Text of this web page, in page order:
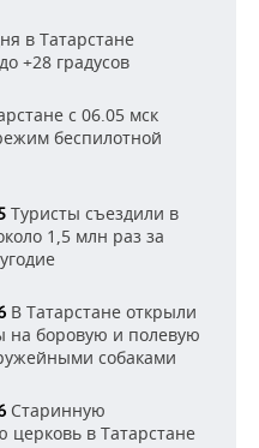
в Татарстане
+28 градусов
с 06.05 мск
беспилотной
Туристы съездили в
1,5 млн раз за
В Татарстане открыли
на боровую и полевую
собаками
Старинную
церковь в Татарстане